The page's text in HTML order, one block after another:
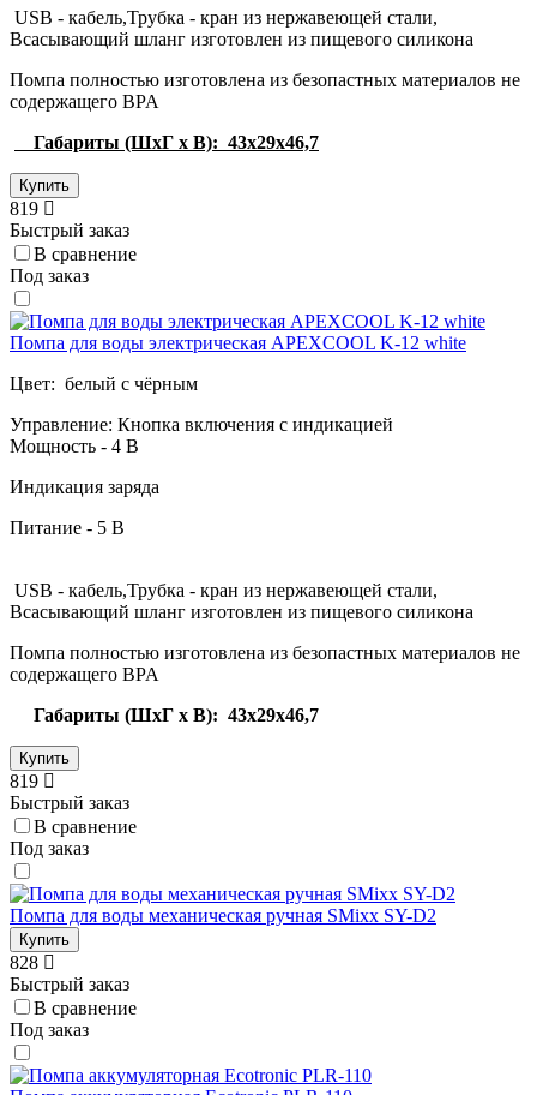
USB - кабель,Трубка - кран из нержавеющей стали,
Всасывающий шланг изготовлен из пищевого силикона
Помпа полностью изготовлена из безопастных материалов не
содержащего BPA
Габариты (ШхГ х В): 43х29х46,7
Купить
819
Быстрый заказ
В сравнение
Под заказ
Помпа для воды электрическая APEXCOOL K-12 white
Цвет: белый с чёрным
Управление: Кнопка включения с индикацией
Мощность - 4 В
Индикация заряда
Питание - 5 В
USB - кабель,Трубка - кран из нержавеющей стали,
Всасывающий шланг изготовлен из пищевого силикона
Помпа полностью изготовлена из безопастных материалов не
содержащего BPA
Габариты (ШхГ х В): 43х29х46,7
Купить
819
Быстрый заказ
В сравнение
Под заказ
Помпа для воды механическая ручная SMixx SY-D2
Купить
828
Быстрый заказ
В сравнение
Под заказ